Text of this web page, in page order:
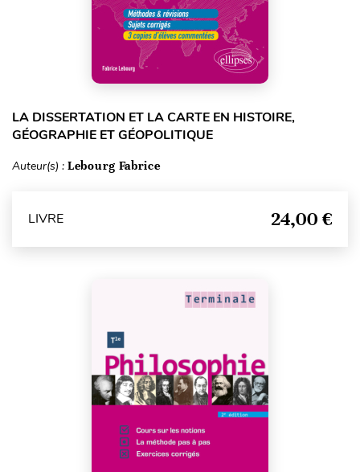
LA DISSERTATION ET LA CARTE EN HISTOIRE,
GÉOGRAPHIE ET GÉOPOLITIQUE
Auteur(s) : Lebourg Fabrice
LIVRE 24,00 €